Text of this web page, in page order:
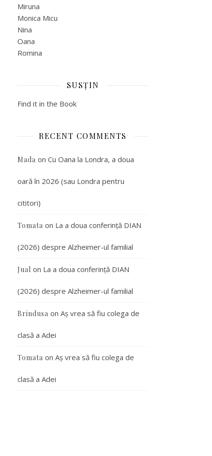
Miruna
Monica Micu
Nina
Oana
Romina
SUSȚIN
Find it in the Book
RECENT COMMENTS
Mada on Cu Oana la Londra, a doua
oară în 2026 (sau Londra pentru
cititori)
Tomata on La a doua conferință DIAN
(2026) despre Alzheimer-ul familial
Jual on La a doua conferință DIAN
(2026) despre Alzheimer-ul familial
Brindusa on Aș vrea să fiu colega de
clasă a Adei
Tomata on Aș vrea să fiu colega de
clasă a Adei